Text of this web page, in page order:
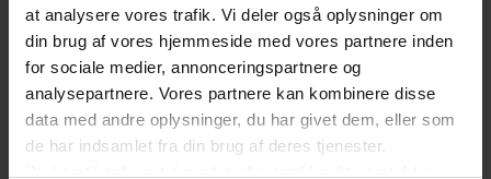
at analysere vores trafik. Vi deler også oplysninger om
din brug af vores hjemmeside med vores partnere inden
for sociale medier, annonceringspartnere og
analysepartnere. Vores partnere kan kombinere disse
data med andre oplysninger, du har givet dem, eller som
de har indsamlet fra din brug af deres tjenester.